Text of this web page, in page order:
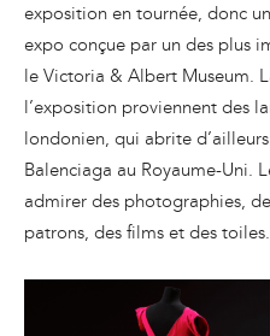
exposition en tournée, donc
expo conçue par un des plus
le Victoria & Albert Museum.
l’exposition proviennent des
londonien, qui abrite
Balenciaga au Royaume-Uni.
admirer des photographies,
patrons, des films et des toiles.